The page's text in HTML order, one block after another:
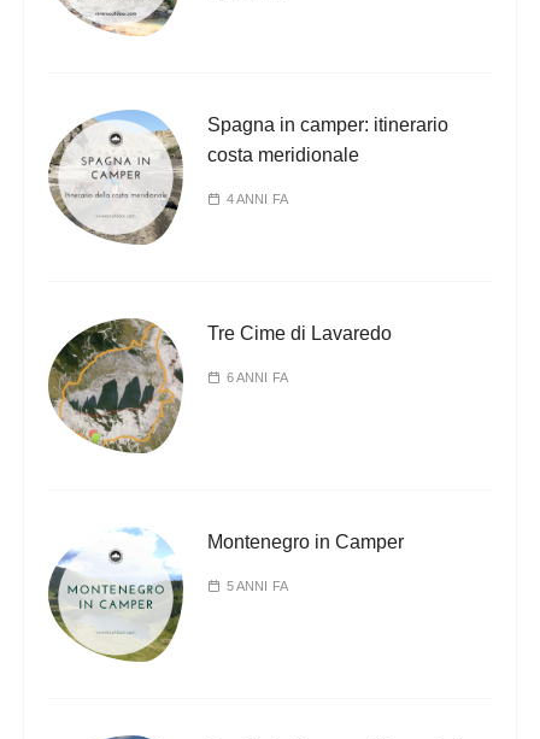
Spagna in camper: itinerario
costa meridionale
4 ANNI FA
Tre Cime di Lavaredo
6 ANNI FA
Montenegro in Camper
5 ANNI FA